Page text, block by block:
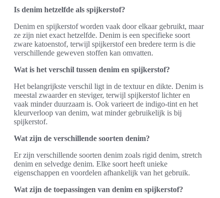
Is denim hetzelfde als spijkerstof?
Denim en spijkerstof worden vaak door elkaar gebruikt, maar
ze zijn niet exact hetzelfde. Denim is een specifieke soort
zware katoenstof, terwijl spijkerstof een bredere term is die
verschillende geweven stoffen kan omvatten.
Wat is het verschil tussen denim en spijkerstof?
Het belangrijkste verschil ligt in de textuur en dikte. Denim is
meestal zwaarder en steviger, terwijl spijkerstof lichter en
vaak minder duurzaam is. Ook varieert de indigo-tint en het
kleurverloop van denim, wat minder gebruikelijk is bij
spijkerstof.
Wat zijn de verschillende soorten denim?
Er zijn verschillende soorten denim zoals rigid denim, stretch
denim en selvedge denim. Elke soort heeft unieke
eigenschappen en voordelen afhankelijk van het gebruik.
Wat zijn de toepassingen van denim en spijkerstof?